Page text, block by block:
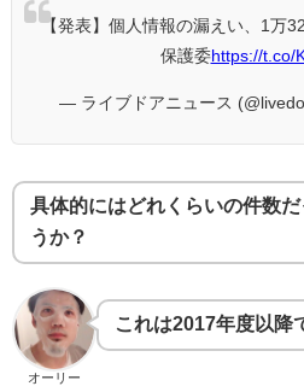
【発表】個人情報の漏えい、1万
保護委https://t.co/
— ライブドアニュース
具体的にはどれくらいの件数だ
うか？
オーリー
これは2017年度以降